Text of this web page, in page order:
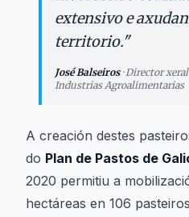
extensivo e
territorio."
José Balseiros·Director
Industrias Agroalimentarias
A creación destes
do Plan de Pastos de
2020 permitiu a
hectáreas en 106